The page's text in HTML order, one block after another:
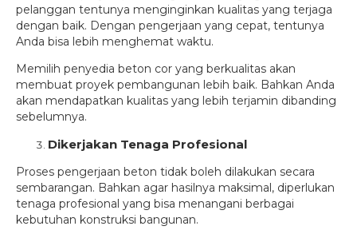
pelanggan tentunya menginginkan kualitas yang terjaga
dengan baik. Dengan pengerjaan yang cepat, tentunya
Anda bisa lebih menghemat waktu.
Memilih penyedia beton cor yang berkualitas akan
membuat proyek pembangunan lebih baik. Bahkan Anda
akan mendapatkan kualitas yang lebih terjamin dibanding
sebelumnya.
Dikerjakan Tenaga Profesional
Proses pengerjaan beton tidak boleh dilakukan secara
sembarangan. Bahkan agar hasilnya maksimal, diperlukan
tenaga profesional yang bisa menangani berbagai
kebutuhan konstruksi bangunan.